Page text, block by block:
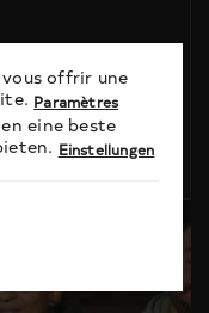
Lionel
offrir une
Paramètres
eine beste
Einstellungen